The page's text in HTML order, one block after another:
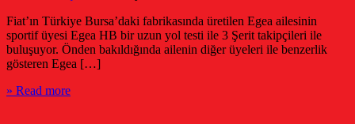
Fiat’ın Türkiye Bursa’daki fabrikasında üretilen Egea ailesinin
sportif üyesi Egea HB bir uzun yol testi ile 3 Şerit takipçileri ile
buluşuyor. Önden bakıldığında ailenin diğer üyeleri ile benzerlik
gösteren Egea […]
» Read more